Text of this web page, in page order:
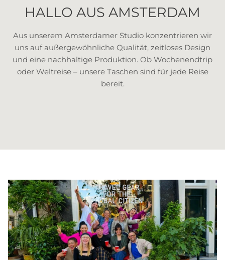
HALLO AUS AMSTERDAM
Aus unserem Amsterdamer Studio konzentrieren wir
uns auf außergewöhnliche Qualität, zeitloses Design
und eine nachhaltige Produktion. Ob Wochenendtrip
oder Weltreise – unsere Taschen sind für jede Reise
bereit.